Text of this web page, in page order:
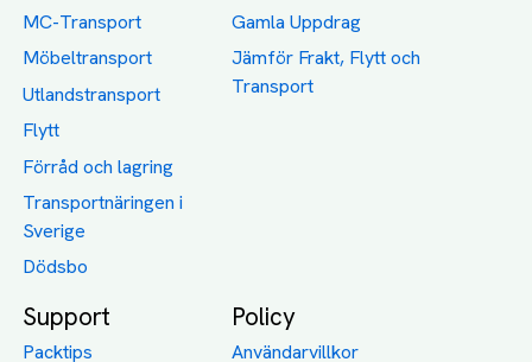
MC-Transport
Möbeltransport
Utlandstransport
Flytt
Förråd och lagring
Transportnäringen i
Sverige
Dödsbo
Gamla Uppdrag
Jämför Frakt, Flytt och
Transport
Support
Packtips
Policy
Användarvillkor